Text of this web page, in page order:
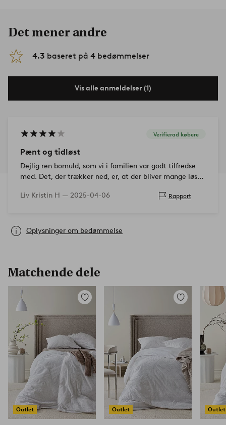
Det mener andre
4.3 baseret på 4 bedømmelser
Vis alle anmeldelser (1)
Verifierad købere
Pænt og tidløst
Dejlig ren bomuld, som vi i familien var godt tilfredse
med. Det, der trækker ned, er, at der bliver mange løse
Liv Kristin H — 2025-04-06 Rapport
Oplysninger om bedømmelse
Matchende dele
Outlet
Tilføj
favoritter
Outlet
Tilføj
favoritter
Outlet